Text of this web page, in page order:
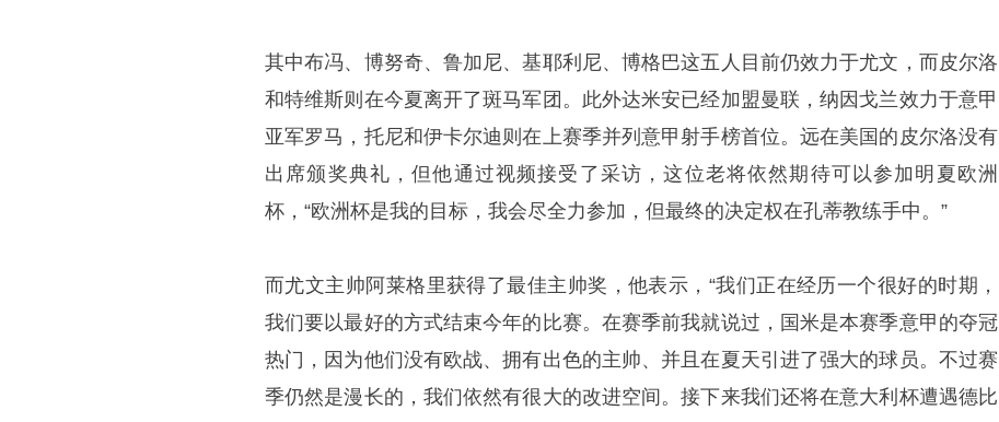
其中布冯、博努奇、鲁加尼、基耶利尼、博格巴这五人目前仍效力于尤文，而皮尔洛
和特维斯则在今夏离开了斑马军团。此外达米安已经加盟曼联，纳因戈兰效力于意甲
亚军罗马，托尼和伊卡尔迪则在上赛季并列意甲射手榜首位。远在美国的皮尔洛没有
出席颁奖典礼，但他通过视频接受了采访，这位老将依然期待可以参加明夏欧洲
杯，“欧洲杯是我的目标，我会尽全力参加，但最终的决定权在孔蒂教练手中。”
而尤文主帅阿莱格里获得了最佳主帅奖，他表示，“我们正在经历一个很好的时期，
我们要以最好的方式结束今年的比赛。在赛季前我就说过，国米是本赛季意甲的夺冠
热门，因为他们没有欧战、拥有出色的主帅、并且在夏天引进了强大的球员。不过赛
季仍然是漫长的，我们依然有很大的改进空间。接下来我们还将在意大利杯遭遇德比